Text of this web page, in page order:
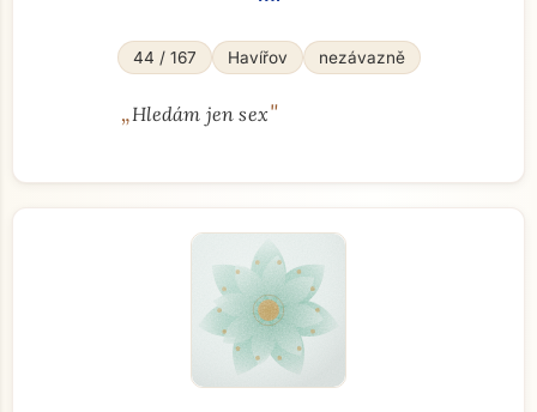
44 / 167 Havířov nezávazně
„Hledám jen sex"